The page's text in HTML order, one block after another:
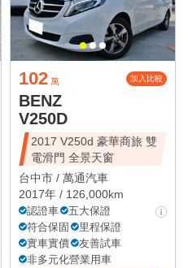
102 萬 加入比較
BENZ
V250D
2017 V250d 豪華商旅 雙
電滑門 全景天窗
台中市 / 萬通汽車
2017年 / 126,000km
認證車
五大保證
符合保固
里程保證
實車實價
友善試車
非多元化營業用車